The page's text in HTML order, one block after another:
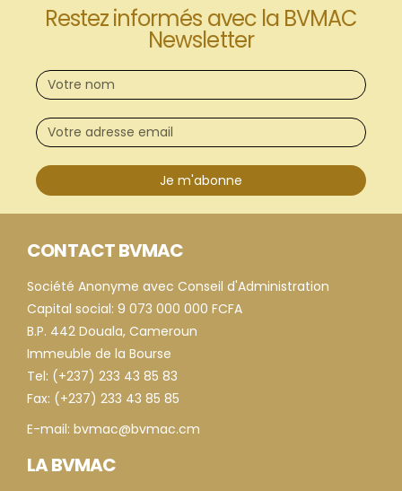
Restez informés avec la BVMAC
Newsletter
Je m'abonne
CONTACT BVMAC
Société Anonyme avec Conseil d'Administration
Capital social: 9 073 000 000 FCFA
B.P. 442 Douala, Cameroun
Immeuble de la Bourse
Tel: (+237) 233 43 85 83
Fax: (+237) 233 43 85 85
E-mail: bvmac@bvmac.cm
LA BVMAC